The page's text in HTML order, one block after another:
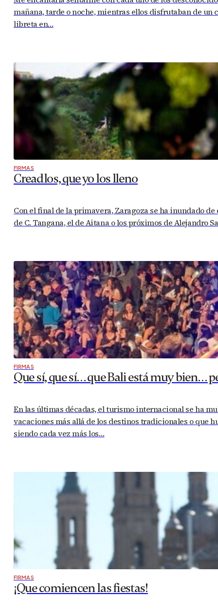
mañana, tarde o noche, mientras ellos disfrutaban de un
libreta en…
FIRMAS
Creadlos, que yo los lleno
Con el final de la primavera, Zaragoza se ha inundado
de C. Tangana, el de Aitana o los próximos de Alejandro
FIRMAS
Que sí, que sí… que Bali está muy bien…
En las últimas décadas, el turismo internacional se ha
vacaciones más allá de los destinos tradicionales o que
siendo cada vez más los…
FIRMAS
¡Que comiencen las fiestas!